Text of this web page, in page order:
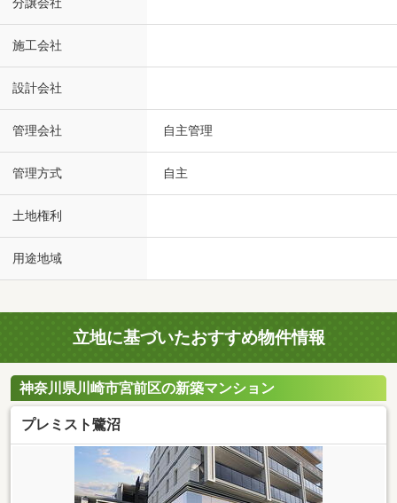
分譲会社
施工会社
設計会社
管理会社 自主管理
管理方式 自主
土地権利
用途地域
立地に基づいたおすすめ物件情報
神奈川県川崎市宮前区の新築マンション
プレミスト鷺沼